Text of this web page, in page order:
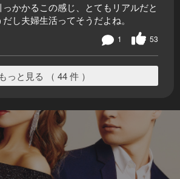
っかかるこの感じ、とてもリアルだと
し夫婦生活ってそうだよね。
53
1
もっと見る （ 44 件 ）